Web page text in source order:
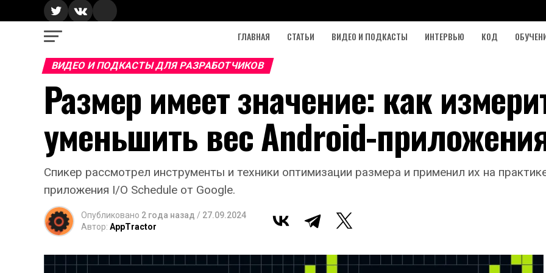
ГЛАВНАЯ СТАТЬИ ВИДЕО И ПОДКАСТЫ ИНТЕРВЬЮ КОД
ВИДЕО И ПОДКАСТЫ ДЛЯ РАЗРАБОТЧИКОВ
Размер имеет значение: как
уменьшить вес Android-
Спикер рассмотрел инструменты и техники оптимизации размера и применил их на
приложения I/O Schedule от Google.
Опубликовано 2 года назад / 27.09.2024
Автор: AppTractor